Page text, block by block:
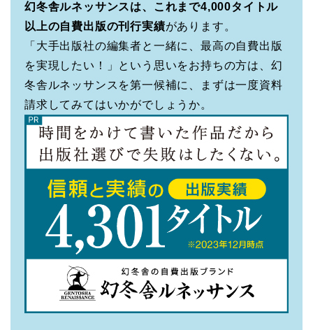
幻冬舎ルネッサンスは、これまで4,000タイトル
以上の自費出版の刊行実績があります。
「大手出版社の編集者と一緒に、最高の自費出版
を実現したい！」という思いをお持ちの方は、幻
冬舎ルネッサンスを第一候補に、まずは一度資料
請求してみてはいかがでしょうか。